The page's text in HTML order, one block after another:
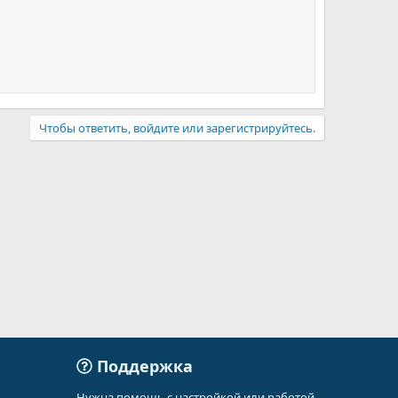
Чтобы ответить, войдите или зарегистрируйтесь.
Поддержка